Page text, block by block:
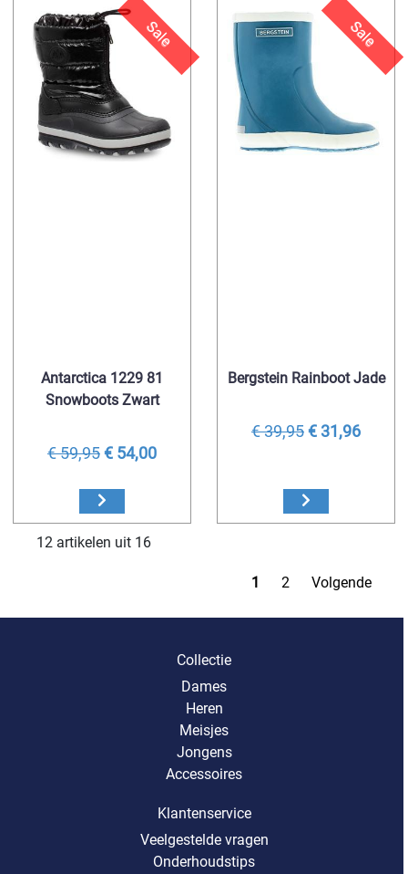
Sale
Antarctica 1229 81
Snowboots Zwart
€ 59,95€ 54,00
Sale
Bergstein Rainboot Jade
€ 39,95€ 31,96
12 artikelen uit 16
1 2 Volgende
Collectie
Dames
Heren
Meisjes
Jongens
Accessoires
Klantenservice
Veelgestelde vragen
Onderhoudstips